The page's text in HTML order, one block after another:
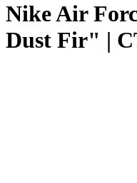
NikeAir
Dust Fir" |